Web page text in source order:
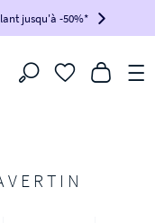
!
BIKINI100
jusqu'à -50%*
Filtrer